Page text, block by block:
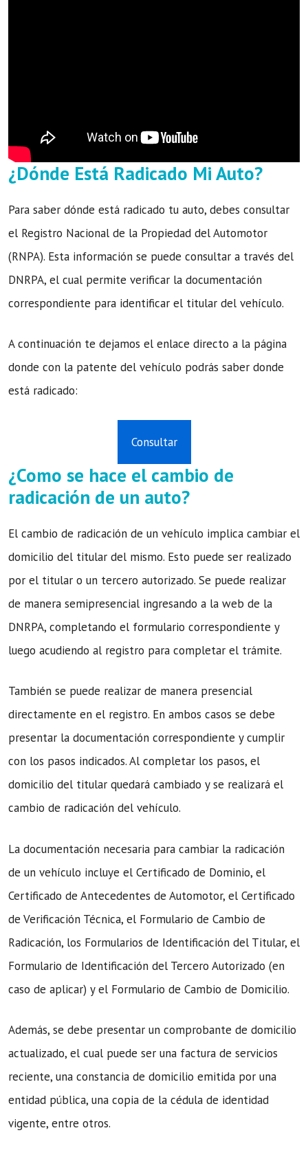
¿Dónde Está Radicado Mi Auto?
Para saber dónde está radicado tu auto, debes consultar
el Registro Nacional de la Propiedad del Automotor
(RNPA). Esta información se puede consultar a través del
DNRPA, el cual permite verificar la documentación
correspondiente para identificar el titular del vehículo.
A continuación te dejamos el enlace directo a la página
donde con la patente del vehículo podrás saber donde
está radicado:
Consultar
¿Como se hace el cambio de
radicación de un auto?
El cambio de radicación de un vehículo implica cambiar el
domicilio del titular del mismo. Esto puede ser realizado
por el titular o un tercero autorizado. Se puede realizar
de manera semipresencial ingresando a la web de la
DNRPA, completando el formulario correspondiente y
luego acudiendo al registro para completar el trámite.
También se puede realizar de manera presencial
directamente en el registro. En ambos casos se debe
presentar la documentación correspondiente y cumplir
con los pasos indicados. Al completar los pasos, el
domicilio del titular quedará cambiado y se realizará el
cambio de radicación del vehículo.
La documentación necesaria para cambiar la radicación
de un vehículo incluye el Certificado de Dominio, el
Certificado de Antecedentes de Automotor, el Certificado
de Verificación Técnica, el Formulario de Cambio de
Radicación, los Formularios de Identificación del Titular, el
Formulario de Identificación del Tercero Autorizado (en
caso de aplicar) y el Formulario de Cambio de Domicilio.
Además, se debe presentar un comprobante de domicilio
actualizado, el cual puede ser una factura de servicios
reciente, una constancia de domicilio emitida por una
entidad pública, una copia de la cédula de identidad
vigente, entre otros.